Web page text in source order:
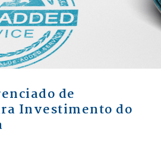
de
Investimento do